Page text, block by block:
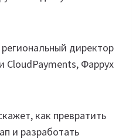
директор
CloudPayments, Фаррух
как превратить
и разработать